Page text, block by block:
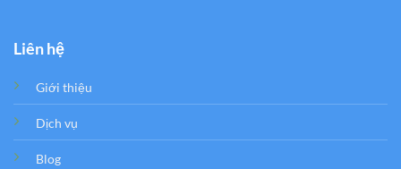
Liên hệ
Giới thiệu
Dịch vụ
Blog